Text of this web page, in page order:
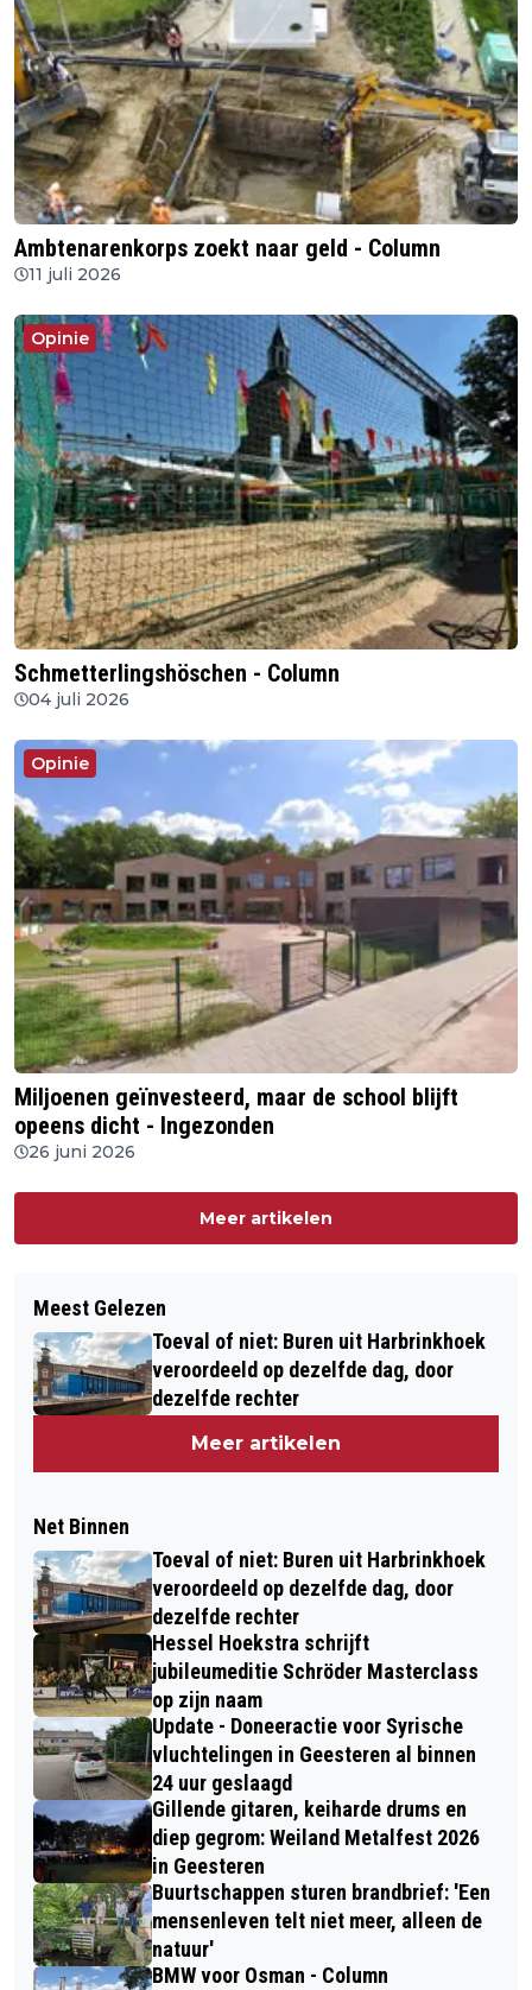
Ambtenarenkorps zoekt naar geld - Column
11 juli 2026
Opinie
Schmetterlingshöschen - Column
04 juli 2026
Opinie
Miljoenen geïnvesteerd, maar de school blijft
opeens dicht - Ingezonden
26 juni 2026
Meer artikelen
Meest Gelezen
Toeval of niet: Buren uit Harbrinkhoek
veroordeeld op dezelfde dag, door
dezelfde rechter
Meer artikelen
Net Binnen
Toeval of niet: Buren uit Harbrinkhoek
veroordeeld op dezelfde dag, door
dezelfde rechter
Hessel Hoekstra schrijft
jubileumeditie Schröder Masterclass
op zijn naam
Update - Doneeractie voor Syrische
vluchtelingen in Geesteren al binnen
24 uur geslaagd
Gillende gitaren, keiharde drums en
diep gegrom: Weiland Metalfest 2026
in Geesteren
Buurtschappen sturen brandbrief: 'Een
mensenleven telt niet meer, alleen de
natuur'
BMW voor Osman - Column